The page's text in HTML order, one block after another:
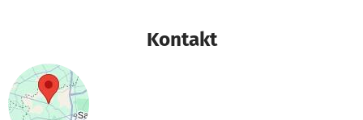
Mentees und Mentor:innen Planung und Durchführung von
Workshops, Informations- und Austauschformaten
Erstellung und Pflege von Programmstrukturen,
Materialien und Dokumentationen Projektbezogene
Verwaltungs- und Organisationskosten, die für die
Kontakt